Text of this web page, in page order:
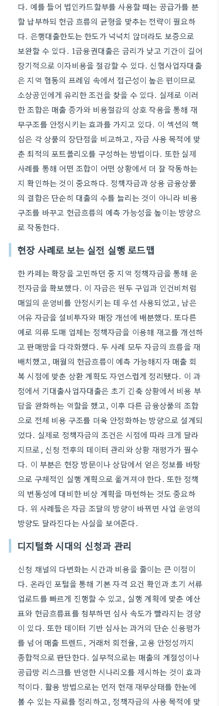
다. 예를 들어 법인카드할부를 사용할 때는 공급가를 분
할 납부하되 현금 흐름의 균형을 맞추는 전략이 필요하
다. 은행대출한도는 한도가 넉넉치 않더라도 보증으로
보완할 수 있다. 1금융권대출은 금리가 낮고 기간이 길어
장기적으로 이자비용을 절감할 수 있다. 신협사업자대출
은 지역 협동의 프레임 속에서 접근성이 높은 편이므로
소상공인에게 유리한 조건을 찾을 수 있다. 실제로 이러
한 조합은 매출 증가와 비용절감의 상호 작용을 통해 재
무구조를 안정시키는 효과를 가지고 있다. 이 섹션의 핵
심은 각 상품의 장단점을 비교하고, 자금 사용 목적에 맞
춘 최적의 포트폴리오를 구성하는 방법이다. 또한 실제
사례를 통해 어떤 조합이 어떤 상황에서 더 잘 작동하는
지 확인하는 것이 중요하다. 정책자금과 상용 금융상품
의 결합은 단순히 대출의 수를 늘리는 것이 아니라 비용
구조를 바꾸고 현금흐름의 예측 가능성을 높이는 방향으
로 작동한다.
현장 사례로 보는 실전 실행 로드맵
한 카페는 확장을 고민하던 중 지역 정책자금을 통해 운
전자금을 확보했다. 이 자금은 원두 구입과 인건비처럼
매일의 운영비를 안정시키는 데 우선 사용되었고, 남은
여유 자금을 설비투자와 매장 개선에 배분했다. 또다른
예로 의류 도매 업체는 정책자금을 이용해 재고를 개선하
고 판매망을 다각화했다. 두 사례 모두 자금의 흐름을 재
배치했고, 매월의 현금흐름이 예측 가능해지자 매출 회
복 시점에 맞춘 상환 계획도 자연스럽게 정리됐다. 이 과
정에서 기대출사업자대출은 초기 긴축 상황에서 비용 부
담을 완화하는 역할을 했고, 이후 다른 금융상품의 조합
으로 전체 비용 구조를 더욱 안정화하는 방향으로 설계되
었다. 실제로 정책자금의 조건은 시점에 따라 크게 달라
지므로, 신청 전후의 데이터 관리와 상황 재평가가 필수
다. 이 부분은 현장 방문이나 상담에서 얻은 정보를 바탕
으로 구체적인 실행 계획으로 옮겨져야 한다. 또한 정책
의 변동성에 대비한 비상 계획을 마련하는 것도 중요하
다. 위 사례들은 자금 조달의 방향이 바뀌면 사업 운영의
방향도 달라진다는 사실을 보여준다.
디지털화 시대의 신청과 관리
신청 채널의 다변화는 시간과 비용을 줄이는 큰 이점이
다. 온라인 포털을 통해 기본 자격 요건 확인과 초기 서류
업로드를 빠르게 진행할 수 있고, 실행 계획에 맞춘 예산
표와 현금흐름표를 첨부하면 심사 속도가 빨라지는 경향
이 있다. 또한 데이터 기반 심사는 과거의 단순 신용평가
를 넘어 매출 트렌드, 거래처 회전율, 고용 안정성까지
종합적으로 판단한다. 실무적으로는 매출의 계절성이나
공급망 리스크를 반영한 시나리오를 제시하는 것이 효과
적이다. 활용 방법으로는 먼저 현재 재무상태를 한눈에
볼 수 있는 자료를 정리하고, 정책자금의 사용 목적에 맞